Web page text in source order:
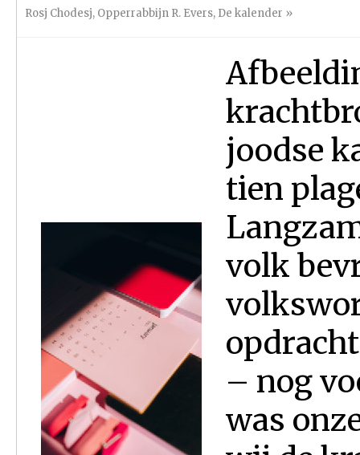
Rosj Chodesj, Opperrabbijn R. Evers, De kalender »
joodse
tien
volk
– nog
was